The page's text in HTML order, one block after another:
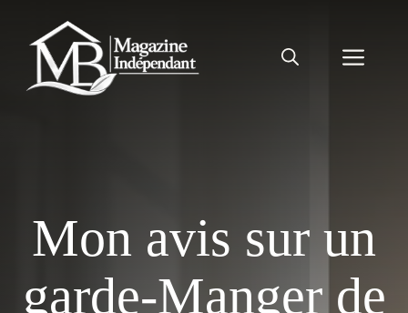
contenu
Mon avis sur un
garde-Manger de